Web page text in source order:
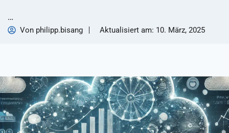
…
Von philipp.bisang Aktualisiert am: 10. März, 2025